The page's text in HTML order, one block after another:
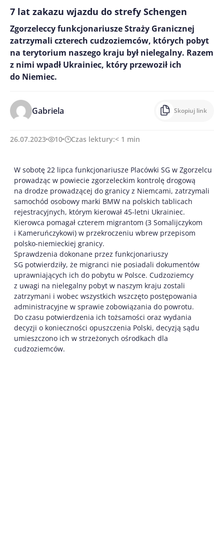
7 lat zakazu wjazdu do strefy Schengen
Zgorzeleccy funkcjonariusze Straży Granicznej
zatrzymali czterech cudzoziemców, których pobyt
na terytorium naszego kraju był nielegalny. Razem
z nimi wpadł Ukrainiec, który przewoził ich
do Niemiec.
Gabriela Skopiuj link
26.07.2023 10 Czas lektury:< 1 min
W sobotę 22 lipca funkcjonariusze Placówki SG w Zgorzelcu
prowadząc w powiecie zgorzeleckim kontrolę drogową
na drodze prowadzącej do granicy z Niemcami, zatrzymali
samochód osobowy marki BMW na polskich tablicach
rejestracyjnych, którym kierował 45-letni Ukrainiec.
Kierowca pomagał czterem migrantom (3 Somalijczykom
i Kameruńczykowi) w przekroczeniu wbrew przepisom
polsko-niemieckiej granicy.
Sprawdzenia dokonane przez funkcjonariuszy
SG potwierdziły, że migranci nie posiadali dokumentów
uprawniających ich do pobytu w Polsce. Cudzoziemcy
z uwagi na nielegalny pobyt w naszym kraju zostali
zatrzymani i wobec wszystkich wszczęto postępowania
administracyjne w sprawie zobowiązania do powrotu.
Do czasu potwierdzenia ich tożsamości oraz wydania
decyzji o konieczności opuszczenia Polski, decyzją sądu
umieszczono ich w strzeżonych ośrodkach dla
cudzoziemców.